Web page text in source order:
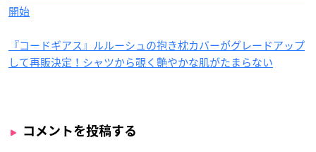
開始
『コードギアス』ルルーシュの抱き枕カバーがグレードアップ
して再販決定！シャツから覗く艶やかな肌がたまらない
コメントを投稿する